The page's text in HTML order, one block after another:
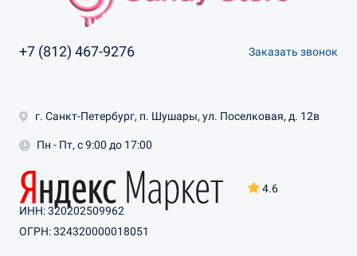
+7 (812) 467-9276 Заказать звонок
4.6
г. Санкт-Петербург, п. Шушары, ул. Поселковая, д. 12в
Пн - Пт, с 9:00 до 17:00
ИНН: 320202509962
ОГРН: 324320000018051